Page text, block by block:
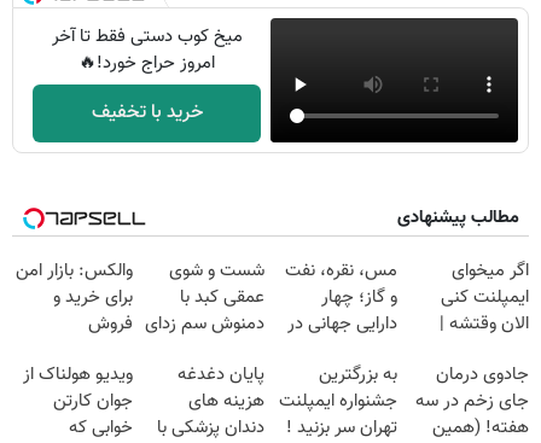
میخ کوب دستی فقط تا آخر
امروز حراج خورد!🔥
خرید با تخفیف
مطالب پیشنهادی
اگر میخوای
ایمپلنت کنی
الان وقتشه |
میلیون تومان!!!
مس، نقره، نفت
و گاز؛ چهار
دارایی جهانی در
شست و شوی
عمقی کبد با
دمنوش سم زدای
والکس: بازار امن
برای خرید و
فروش
دیجیتال
جادوی درمان
جای زخم در سه
هفته! (همین
به بزرگترین
جشنواره ایمپلنت
تهران سر بزنید !
پایان دغدغه
هزینه های
دندان پزشکی با
ویدیو هولناک از
جوان کارتن
خوابی که